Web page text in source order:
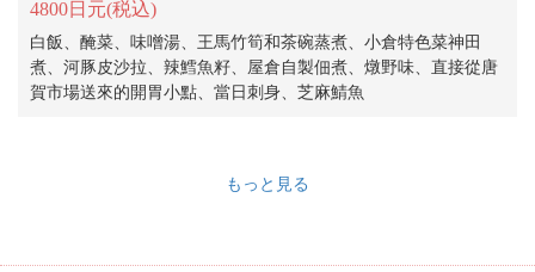
4800日元(税込)
白飯、醃菜、味噌湯、王馬竹筍和茶碗蒸煮、小倉特色菜神田
煮、河豚皮沙拉、辣鱈魚籽、屋倉自製佃煮、燉野味、直接從唐
賀市場送來的開胃小點、當日刺身、芝麻鯖魚
もっと見る